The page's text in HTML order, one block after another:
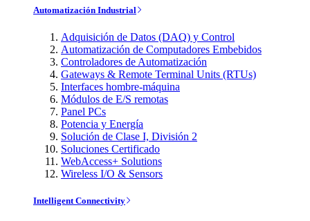
Automatización Industrial
Adquisición de Datos (DAQ) y Control
Automatización de Computadores Embebidos
Controladores de Automatización
Gateways & Remote Terminal Units (RTUs)
Interfaces hombre-máquina
Módulos de E/S remotas
Panel PCs
Potencia y Energía
Solución de Clase I, División 2
Soluciones Certificado
WebAccess+ Solutions
Wireless I/O & Sensors
Intelligent Connectivity